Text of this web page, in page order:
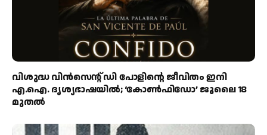
വിശുദ്ധ വിൻസെന്റ് ഡി പോളിന്റെ ജീവിതം ഇനി
എ.ഐ. ദൃശ്യഭാഷയിൽ; ‘കോൺഫിഡോ’ ജൂലൈ 18
മുതൽ